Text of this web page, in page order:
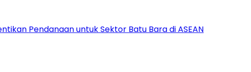
Pendanaan untuk Sektor Batu Bara di ASEAN